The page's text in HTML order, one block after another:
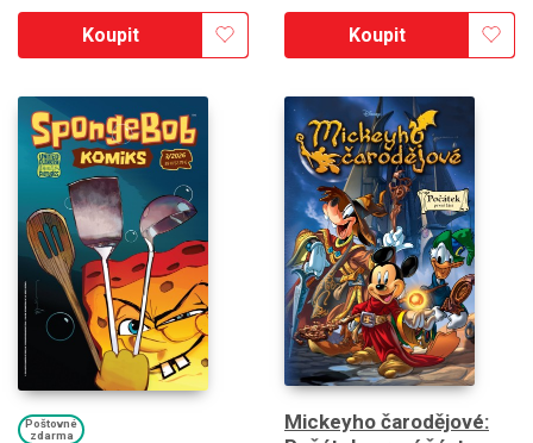
Koupit Koupit
Poštovné
zdarma
Mickeyho čarodějové: